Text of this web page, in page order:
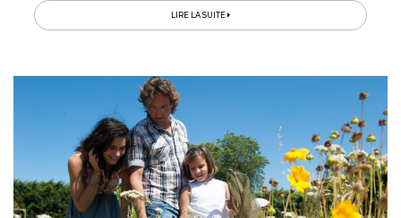
Bienvenue dans le royaume naturel des joies
authentiques qui enchanteront toute la famille...
LIRE LA SUITE